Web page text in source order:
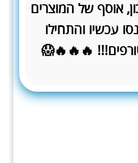
אוסף של המוצרים
עכשיו והתחילו
🔥🔥🔥😱